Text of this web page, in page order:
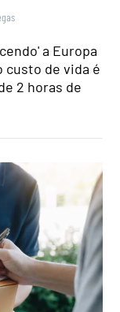
a Europa
custo de vida é
2 horas de